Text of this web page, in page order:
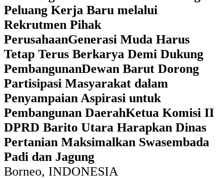
Peluang Kerja Baru melalui
Rekrutmen Pihak
PerusahaanGenerasi Muda Harus
Tetap Terus Berkarya Demi Dukung
PembangunanDewan Barut Dorong
Partisipasi Masyarakat dalam
Penyampaian Aspirasi untuk
Pembangunan DaerahKetua Komisi II
DPRD Barito Utara Harapkan Dinas
Pertanian Maksimalkan Swasembada
Padi dan Jagung
Borneo, INDONESIA